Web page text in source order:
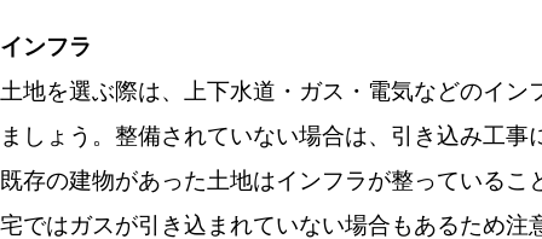
インフラ
土地を選ぶ際は、上下水道・ガス・電気などのイ
ましょう。整備されていない場合は、引き込み工事
既存の建物があった土地はインフラが整っている
宅ではガスが引き込まれていない場合もあるため注